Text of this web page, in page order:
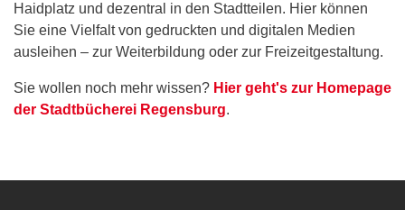
Haidplatz und dezentral in den Stadtteilen. Hier können
Sie eine Vielfalt von gedruckten und digitalen Medien
ausleihen – zur Weiterbildung oder zur Freizeitgestaltung.
Sie wollen noch mehr wissen? Hier geht's zur Homepage
der Stadtbücherei Regensburg.